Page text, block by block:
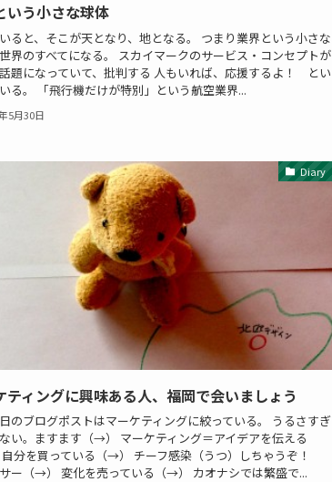
いう小さな球体
ると、そこが天となり、地となる。 つまり業界という小さな
界のすべてになる。 スカイマークのサービス・コンセプトが
題になっていて、批判する 人もいれば、応援するよ！ とい
る。 「飛行機だけが特別」という航空業界...
5月30日
Diary
ティングに興味ある人、福岡で会いましょう
のブログポストはマーケティングに絞っている。 うるさすぎ
い。ますます（→） マーケティング＝アイデアを伝える
自分を買っている（→） チーフ感染（うつ）しちゃうぞ！
ー（→） 変化を売っている（→） カオナシでは繁盛で...